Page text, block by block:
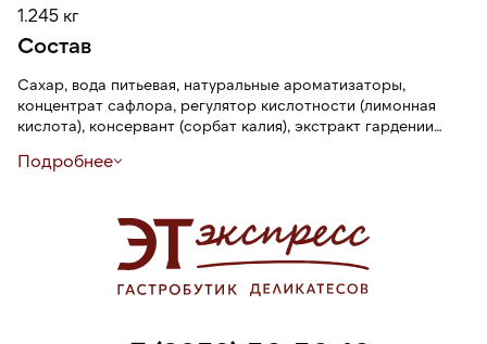
1.245 кг
Состав
Сахар, вода питьевая, натуральные ароматизаторы,
концентрат сафлора, регулятор кислотности (лимонная
кислота), консервант (сорбат калия), экстракт гардении
моноолеат, Твин80), антиокислители (аскорбат натрия,
Подробнее